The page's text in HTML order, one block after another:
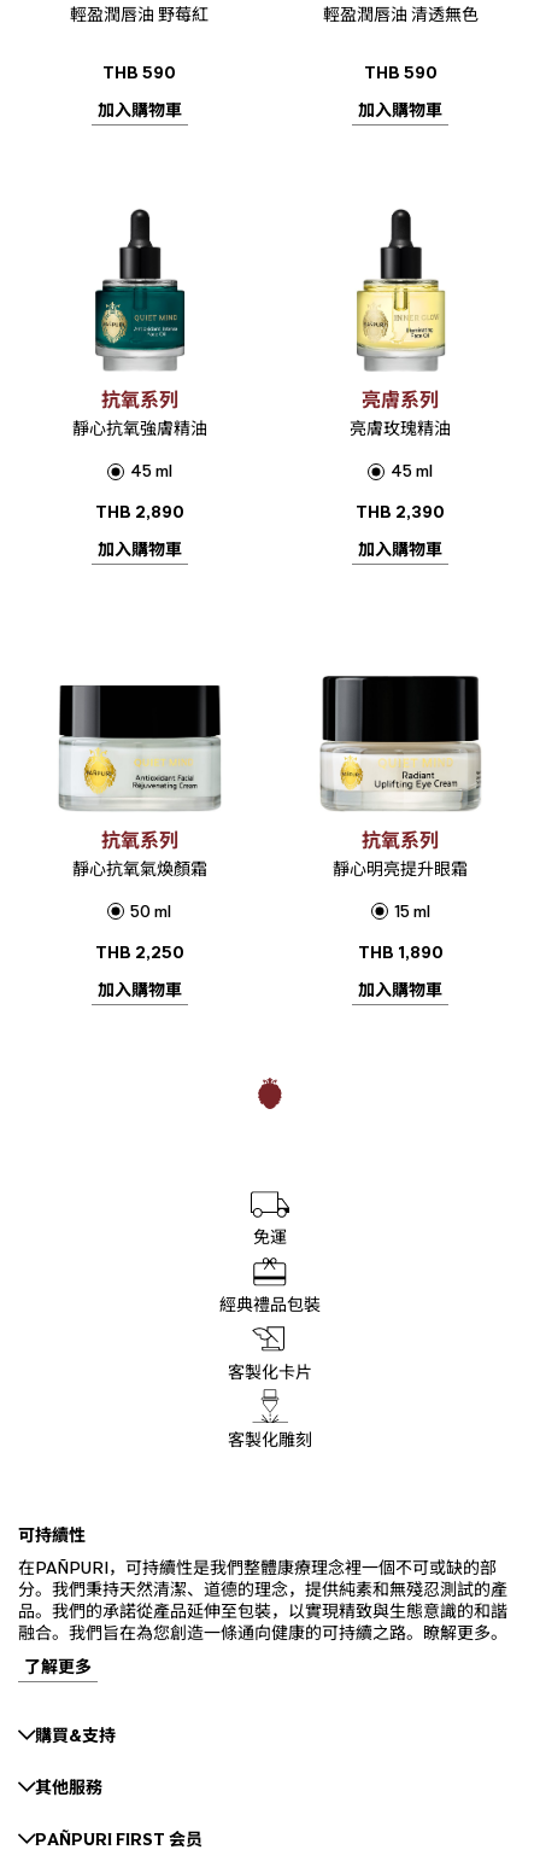
輕盈潤唇油 野莓紅
THB590
加入購物車
輕盈潤唇油 清透無色
THB590
加入購物車
抗氧系列
靜心抗氧強膚精油
45 ml
THB 2,890
加入購物車
亮膚系列
亮膚玫瑰精油
45 ml
THB 2,390
加入購物車
抗氧系列
靜心抗氧氣煥顏霜
50 ml
THB 2,250
加入購物車
抗氧系列
靜心明亮提升眼霜
15 ml
THB 1,890
加入購物車
免運
經典禮品包裝
客製化卡片
客製化雕刻
可持續性
在PAÑPURI，可持續性是我們整體康療理念裡一個不可或缺的部
分。我們秉持天然清潔、道德的理念，提供純素和無殘忍測試的產
品。我們的承諾從產品延伸至包裝，以實現精致與生態意識的和諧
融合。我們旨在為您創造一條通向健康的可持續之路。瞭解更多。
了解更多
購買&支持
其他服務
PAÑPURI FIRST 会员